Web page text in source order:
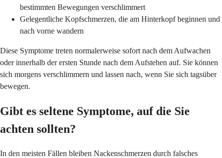
bestimmten Bewegungen verschlimmert
Gelegentliche Kopfschmerzen, die am Hinterkopf beginnen und
nach vorne wandern
Diese Symptome treten normalerweise sofort nach dem Aufwachen
oder innerhalb der ersten Stunde nach dem Aufstehen auf. Sie können
sich morgens verschlimmern und lassen nach, wenn Sie sich tagsüber
bewegen.
Gibt es seltene Symptome, auf die Sie
achten sollten?
In den meisten Fällen bleiben Nackenschmerzen durch falsches